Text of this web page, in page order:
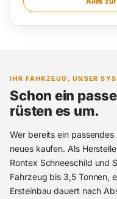
IHR FAHRZEUG, UNSER
Schon ein
rüsten es um.
Wer bereits ein
neues kaufen. Als
Rontex Schneeschild und
Fahrzeug bis 3,5 Tonnen,
Ersteinbau dauert nach